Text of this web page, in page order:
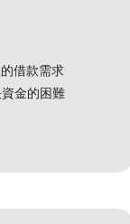
借款需求
金的困難